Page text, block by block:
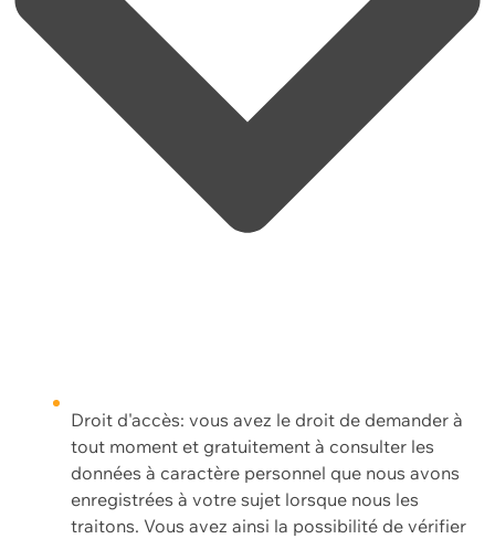
Droit d'accès: vous avez le droit de demander à
tout moment et gratuitement à consulter les
données à caractère personnel que nous avons
enregistrées à votre sujet lorsque nous les
traitons. Vous avez ainsi la possibilité de vérifier